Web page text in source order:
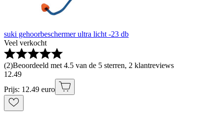
suki gehoorbeschermer ultra licht -23 db
Veel verkocht
(2)Beoordeeld met 4.5 van de 5 sterren, 2 klantreviews
12.49
Prijs: 12.49 euro